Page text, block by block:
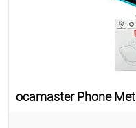
ocamaster Phone